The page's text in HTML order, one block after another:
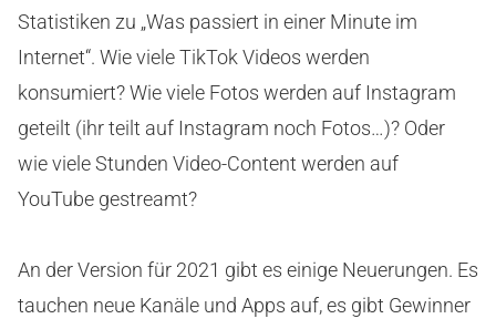
Statistiken zu „Was passiert in einer Minute im
Internet“. Wie viele TikTok Videos werden
konsumiert? Wie viele Fotos werden auf Instagram
geteilt (ihr teilt auf Instagram noch Fotos…)? Oder
wie viele Stunden Video-Content werden auf
YouTube gestreamt?
An der Version für 2021 gibt es einige Neuerungen. Es
tauchen neue Kanäle und Apps auf, es gibt Gewinner